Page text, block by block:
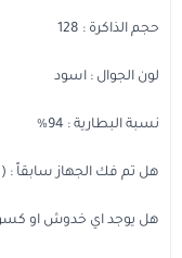
حجم الذاكرة : 128
لون الجوال : اسود
نسبة البطارية : 94%
هل تم فك الجهاز سابقاً : (
هل يوجد اي خدوش او